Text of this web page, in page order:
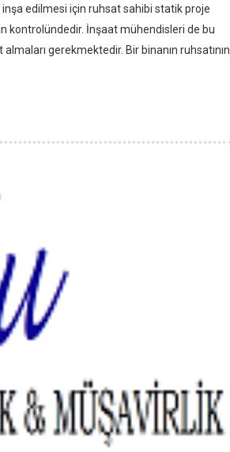
inşa edilmesi için ruhsat sahibi statik proje
kontrolündedir. İnşaat mühendisleri de bu
gerekmektedir. Bir binanın ruhsatının